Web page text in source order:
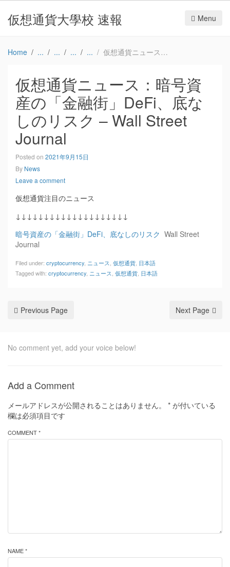
仮想通貨大學校 速報 Menu
Home 仮想通貨ニュース：暗号資産の「金融街」DeFi、底なしのリスク – Wall Street Journal
仮想通貨ニュース：暗号資
産の「金融街」DeFi、底な
しのリスク – Wall Street
Journal
Posted on 2021年9月15日
By News
Leave a comment
仮想通貨注目のニュース
↓↓↓↓↓↓↓↓↓↓↓↓↓↓↓↓↓↓↓↓
暗号資産の「金融街」DeFi、底なしのリスク Wall Street
Journal
Filed under: cryptocurrency ニュース 仮想通貨 日本語
Tagged with: cryptocurrency ニュース 仮想通貨 日本語
Previous Page Next Page
No comment yet, add your voice below!
Add a Comment
メールアドレスが公開されることはありません。 * が付いている
欄は必須項目です
COMMENT *
NAME *